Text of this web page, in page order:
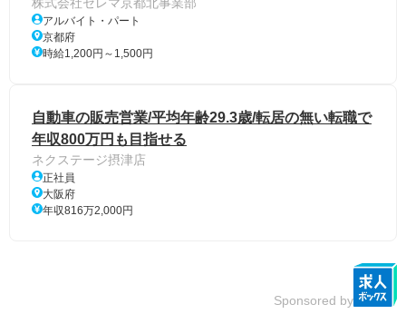
アルバイト・パート
京都府
時給1,200円～1,500円
自動車の販売営業/平均年齢29.3歳/転居の無い転職で
年収800万円も目指せる
ネクステージ摂津店
正社員
大阪府
年収816万2,000円
Sponsored by